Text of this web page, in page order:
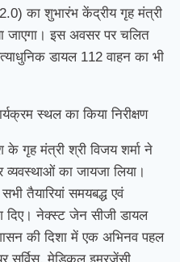
का शुभारंभ केंद्रीय गृह मंत्री
जाएगा। इस अवसर पर चलित
डायल 112 वाहन का भी
स्थल का किया निरीक्षण
के गृह मंत्री श्री विजय शर्मा ने
का जायजा लिया।
तैयारियां समयबद्ध एवं
दिए। नेक्स्ट जेन सीजी डायल
की दिशा में एक अभिनव पहल